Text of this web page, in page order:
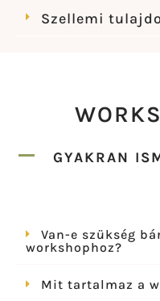
Szellemi
GYAKRAN
Van-e szükség
workshophoz?
Mit tartalmaz a